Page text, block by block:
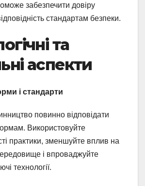
забезпечити довіру
стандартам безпеки.
та
аспекти
і стандарти
повинно відповідати
Використовуйте
практики, зменшуйте вплив на
і впроваджуйте
технології.